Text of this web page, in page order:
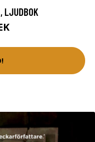
LJUDBOK